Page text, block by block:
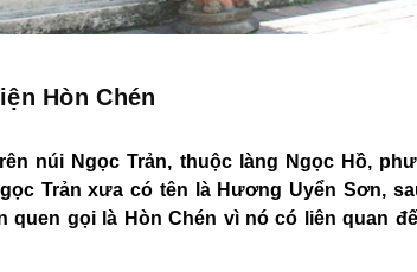
Hòn Chén
núi Ngọc Trản, thuộc làng Ngọc Hồ,
Trản xưa có tên là Hương Uyển Sơn,
quen gọi là Hòn Chén vì nó có liên quan